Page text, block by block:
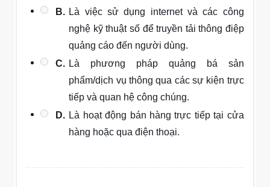
B. Là việc sử dụng internet và các công
nghệ kỹ thuật số để truyền tải thông điệp
quảng cáo đến người dùng.
C. Là phương pháp quảng bá sản
phẩm/dịch vụ thông qua các sự kiện trực
tiếp và quan hệ công chúng.
D. Là hoạt động bán hàng trực tiếp tại cửa
hàng hoặc qua điện thoại.